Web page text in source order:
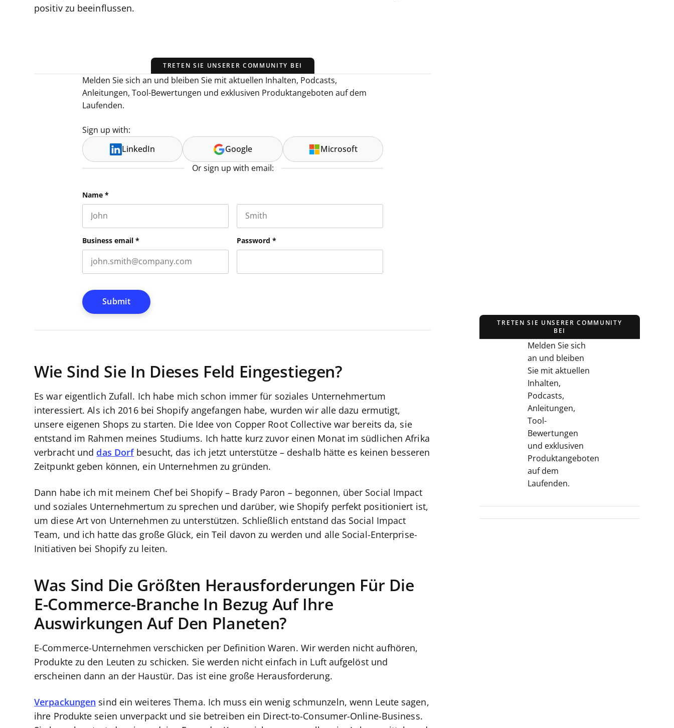
positiv zu beeinflussen.
TRETEN SIE UNSERER COMMUNITY BEI
Melden Sie sich an und bleiben Sie mit aktuellen Inhalten, Podcasts,
Anleitungen, Tool-Bewertungen und exklusiven Produktangeboten auf dem
Laufenden.
Sign up with:
LinkedIn Google Microsoft
Or sign up with email:
Facebook
This field is for validation purposes and should be left unchanged.
Name *
Business email * Password *
Wie Sind Sie In Dieses Feld Eingestiegen?
Es war eigentlich Zufall. Ich habe mich schon immer für soziales Unternehmertum
interessiert. Als ich 2016 bei Shopify angefangen habe, wurden wir alle dazu ermutigt,
unsere eigenen Shops zu starten. Die Idee von Copper Root Collective war bereits da, sie
entstand im Rahmen meines Studiums. Ich hatte kurz zuvor einen Monat im südlichen Afrika
verbracht und das Dorf besucht, das ich jetzt unterstütze – deshalb hätte es keinen besseren
Zeitpunkt geben können, ein Unternehmen zu gründen.
Dann habe ich mit meinem Chef bei Shopify – Brady Paron – begonnen, über Social Impact
und soziales Unternehmertum zu sprechen und darüber, wie Shopify perfekt positioniert ist,
um diese Art von Unternehmen zu unterstützen. Schließlich entstand das Social Impact
Team, und ich hatte das große Glück, ein Teil davon zu werden und alle Social-Enterprise-
Initiativen bei Shopify zu leiten.
Was Sind Die Größten Herausforderungen Für Die
E-Commerce-Branche In Bezug Auf Ihre
Auswirkungen Auf Den Planeten?
E-Commerce-Unternehmen verschicken per Definition Waren. Wir werden nicht aufhören,
Produkte zu den Leuten zu schicken. Sie werden nicht einfach in Luft aufgelöst und
erscheinen dann an der Haustür. Das ist eine große Herausforderung.
Verpackungen sind ein weiteres Thema. Ich muss ein wenig schmunzeln, wenn Leute sagen,
ihre Produkte seien unverpackt und sie betreiben ein Direct-to-Consumer-Online-Business.
TRETEN SIE UNSERER COMMUNITY
BEI
Melden Sie sich
an und bleiben
Sie mit aktuellen
Inhalten,
Podcasts,
Anleitungen,
Tool-
Bewertungen
und exklusiven
Produktangeboten
auf dem
Laufenden.